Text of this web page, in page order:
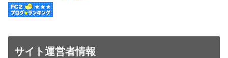
サイト運営者情報